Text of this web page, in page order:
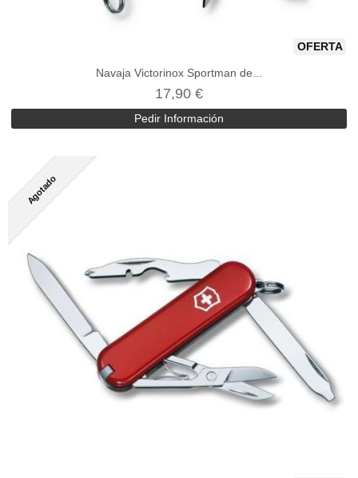
OFERTA
Navaja Victorinox Sportman de...
17,90 €
Pedir Información
Agotado